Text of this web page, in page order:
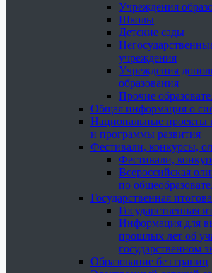
Учреждения
Школы
Детские сады
учреждения
Учреждения
образования
Прочие
Общая информация о
Национальные проекты
и программы развития
Фестивали, конкурсы,
Фестивали,
Всероссийская
по
Государственная
Государственная
Информация для
прошлых лет об
государственном
Образование без границ